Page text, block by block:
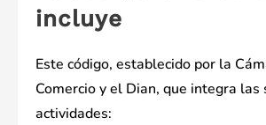
incluye
Este código, establecido por la
Comercio y el Dian, que integra las
actividades: